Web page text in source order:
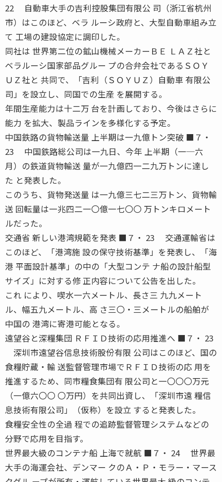
22 自動車大手の吉利控股集団有限公 司（浙江省杭州
市）はこのほど、ベラ ルーシ政府と、大型自動車組み立
て 工場の建設協定に調印した。
同社は 世界第二位の鉱山機械メーカーＢＥ ＬＡＺ社と
ベラルーシ国家部品グルー プの合弁会社であるＳＯＹ
ＵＺ社と 共同で、「吉利（ＳＯＹＵＺ）自動車 有限公
司」を設立し、同国での生産 を展開する。
年間生産能力は十二万 台を計画しており、今後はさらに
能力 を拡大、製品ラインを多様化する予定。
中国鉄路の貨物輸送量 上半期は一九億トン突破 ■７・
23 中国鉄路総公司は一九日、今年 上半期（一─六
月）の鉄道貨物輸送 量が一九億四一二九万トンに達し
た と発表した。
このうち、貨物発送量 は一九億三七二三万トン、貨物輸
送 回転量は一兆四二一〇億一七〇〇 万トンキロメート
ルだった。
交通省 新しい港湾規範を発表 ■７・ 23 交通運輸省は
このほど、「港湾施 設の保守技術基準」を発表し、「海
港 平面設計基準」の中の「大型コンテ ナ船の設計船型
サイズ」に対する修 正内容について公告を出した。
これ により、喫水一六メートル、長さ三 九九メート
ル、幅五九メートル、高 さ三〇・三メートルの船舶が
中国の 港湾に寄港可能となる。
遠望谷と深糧集団 ＲＦＩＤ技術の応用推進へ ■７・ 23
深圳市遠望谷信息技術股份有限 公司はこのほど、国の
食糧貯蔵・輸 送監督管理市場でＲＦＩＤ技術の応 用を
推進するため、同市糧食集団有 限公司と一〇〇〇万元
（一億六〇〇 〇万円）を共同出資し、「深圳市遠 糧信
息技術有限公司」（仮称）を設立 すると発表した。
食糧安全性の全過 程での追跡監督管理システムなどの
分野で応用を目指す。
世界最大級のコンテナ船 上海で就航 ■７・ 24 世界最
大手の海運会社、デンマー クのＡ・Ｐ・モラー・マース